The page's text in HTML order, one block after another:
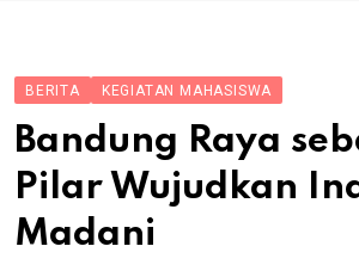
BERITA KEGIATAN MAHASISWA
Bandung Raya
Pilar Wujudkan
Madani